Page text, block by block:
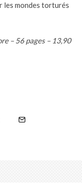
les mondes torturés
– 56 pages – 13,90